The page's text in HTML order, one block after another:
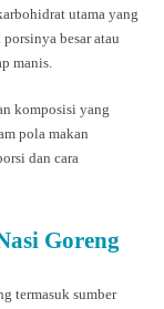
utama yang
besar atau
manis.
komposisi yang
pola makan
dan cara
Goreng
termasuk sumber